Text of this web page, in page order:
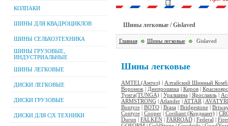
КОЛПАКИ
ШИНЫ ДЛЯ КВАДРОЦИКЛОВ
ШИНЫ СЕЛЬХОЗТЕХНИКА
ШИНЫ ГРУЗОВЫЕ,
ИНДУСТРИАЛЬНЫЕ
ШИНЫ ЛЕГКОВЫЕ
ДИСКИ ЛЕГКОВЫЕ
ДИСКИ ГРУЗОВЫЕ
ДИСКИ ДЛЯ C|Х ТЕХНИКИ
Шины легковые / Gislaved
Главная Шины легковые Gislaved
Шины легковые
AMTEL(Амтел)| Алтайский Шинный
Воронеж| Днепрошина | Киров|
Тунга(TUNGA)| Уралшина | Ярославль|
ARMSTRONG| Atlander| ATTAR |
Bontyre| BOTO| Brasa | Bridgestone|
Contyre| Cooper| Cordiant (Кордиант)|
Durun | FALKEN| FARROAD| Federal |